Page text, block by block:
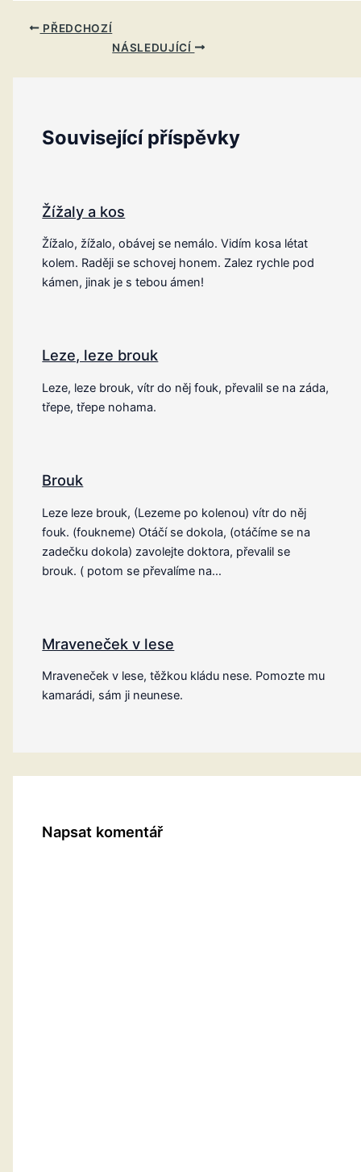
PŘEDCHOZÍ
NÁSLEDUJÍCÍ
Související příspěvky
Žížaly a kos
Žížalo, žížalo, obávej se nemálo. Vidím kosa létat
kolem. Raději se schovej honem. Zalez rychle pod
kámen, jinak je s tebou ámen!
Leze, leze brouk
Leze, leze brouk, vítr do něj fouk, převalil se na záda,
třepe, třepe nohama.
Brouk
Leze leze brouk, (Lezeme po kolenou) vítr do něj
fouk. (foukneme) Otáčí se dokola, (otáčíme se na
zadečku dokola) zavolejte doktora, převalil se
brouk. ( potom se převalíme na…
Mraveneček v lese
Mraveneček v lese, těžkou kládu nese. Pomozte mu
kamarádi, sám ji neunese.
Napsat komentář